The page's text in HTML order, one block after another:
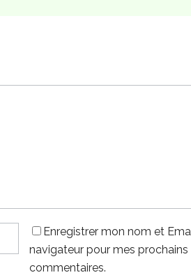
Enregistrer mon nom et
navigateur pour mes prochains
commentaires.